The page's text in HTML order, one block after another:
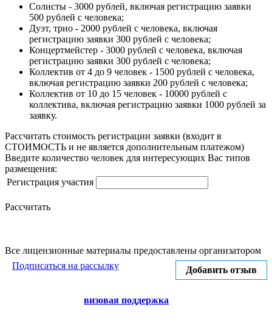
Солисты - 3000 рублей, включая регистрацию заявки
500 рублей с человека;
Дуэт, трио - 2000 рублей с человека, включая
регистрацию заявки 300 рублей с человека;
Концертмейстер - 3000 рублей с человека, включая
регистрацию заявки 300 рублей с человека;
Коллектив от 4 до 9 человек - 1500 рублей с человека,
включая регистрацию заявки 200 рублей с человека;
Коллектив от 10 до 15 человек - 10000 рублей с
коллектива, включая регистрацию заявки 1000 рублей за
заявку.
Рассчитать стоимость регистрации заявки (входит в
СТОИМОСТЬ и не является дополнительным платежом)
Введите количество человек для интересующих Вас типов
размещения:
Регистрация участия
Рассчитать
Все лицензионные материалы предоставлены организатором
Добавить отзыв
Подписаться на рассылку
визовая поддержка